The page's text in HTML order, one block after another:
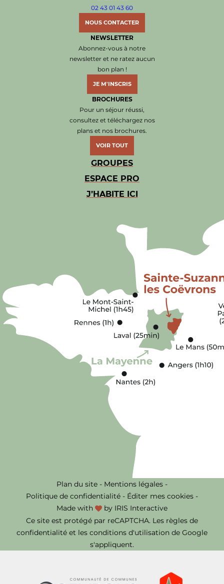
02 43 01 43 60
NOUS CONTACTER
NEWSLETTER
Abonnez-vous à notre
newsletter et ne ratez aucun
bon plan !
JE M'INSCRIS
BROCHURES
Pour un séjour réussi,
consultez et téléchargez nos
plans et nos brochures.
VOIR TOUT
GROUPES
ESPACE PRO
J’HABITE ICI
Plan du site - Mentions légales -
Politique de confidentialité - Éditer mes cookies -
Made with
by IRIS Interactive
Ce site est protégé par reCAPTCHA. Les règles de
confidentialité et les conditions d'utilisation de Google
s'appliquent.